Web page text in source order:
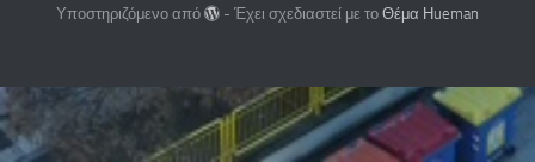
Υποστηριζόμενο από - Έχει σχεδιαστεί με τοΘέμα Ηueman